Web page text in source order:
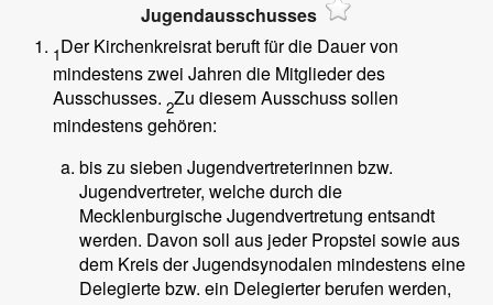
Jugendausschusses
1Der Kirchenkreisrat beruft für die Dauer von
mindestens zwei Jahren die Mitglieder des
Ausschusses. 2Zu diesem Ausschuss sollen
mindestens gehören:
bis zu sieben Jugendvertreterinnen bzw.
Jugendvertreter, welche durch die
Mecklenburgische Jugendvertretung entsandt
werden. Davon soll aus jeder Propstei sowie aus
dem Kreis der Jugendsynodalen mindestens eine
Delegierte bzw. ein Delegierter berufen werden,